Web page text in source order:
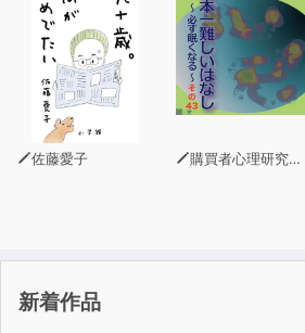
佐藤愛子 購買者心理研究所 株式会社モデンナ 顧問 青木幹和
新着作品